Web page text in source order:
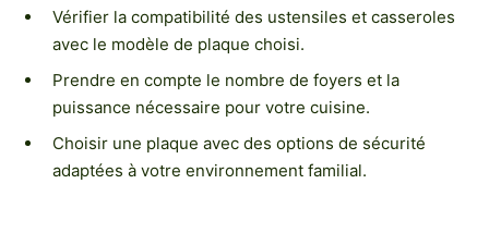
Vérifier la compatibilité des ustensiles et casseroles
avec le modèle de plaque choisi.
Prendre en compte le nombre de foyers et la
puissance nécessaire pour votre cuisine.
Choisir une plaque avec des options de sécurité
adaptées à votre environnement familial.